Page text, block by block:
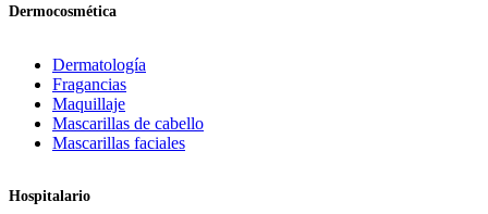
Dermocosmética
Dermatología
Fragancias
Maquillaje
Mascarillas de cabello
Mascarillas faciales
Hospitalario